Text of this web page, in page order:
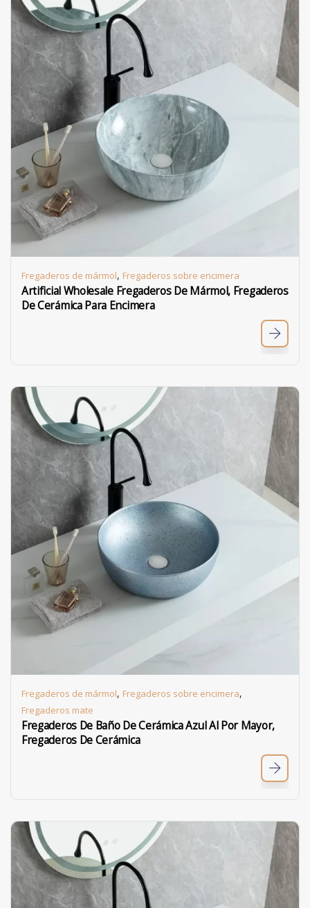
Fregaderos de mármol, Fregaderos sobre encimera
Artificial Wholesale Fregaderos De Mármol, Fregaderos
De Cerámica Para Encimera
Fregaderos de mármol, Fregaderos sobre encimera,
Fregaderos mate
Fregaderos De Baño De Cerámica Azul Al Por Mayor,
Fregaderos De Cerámica